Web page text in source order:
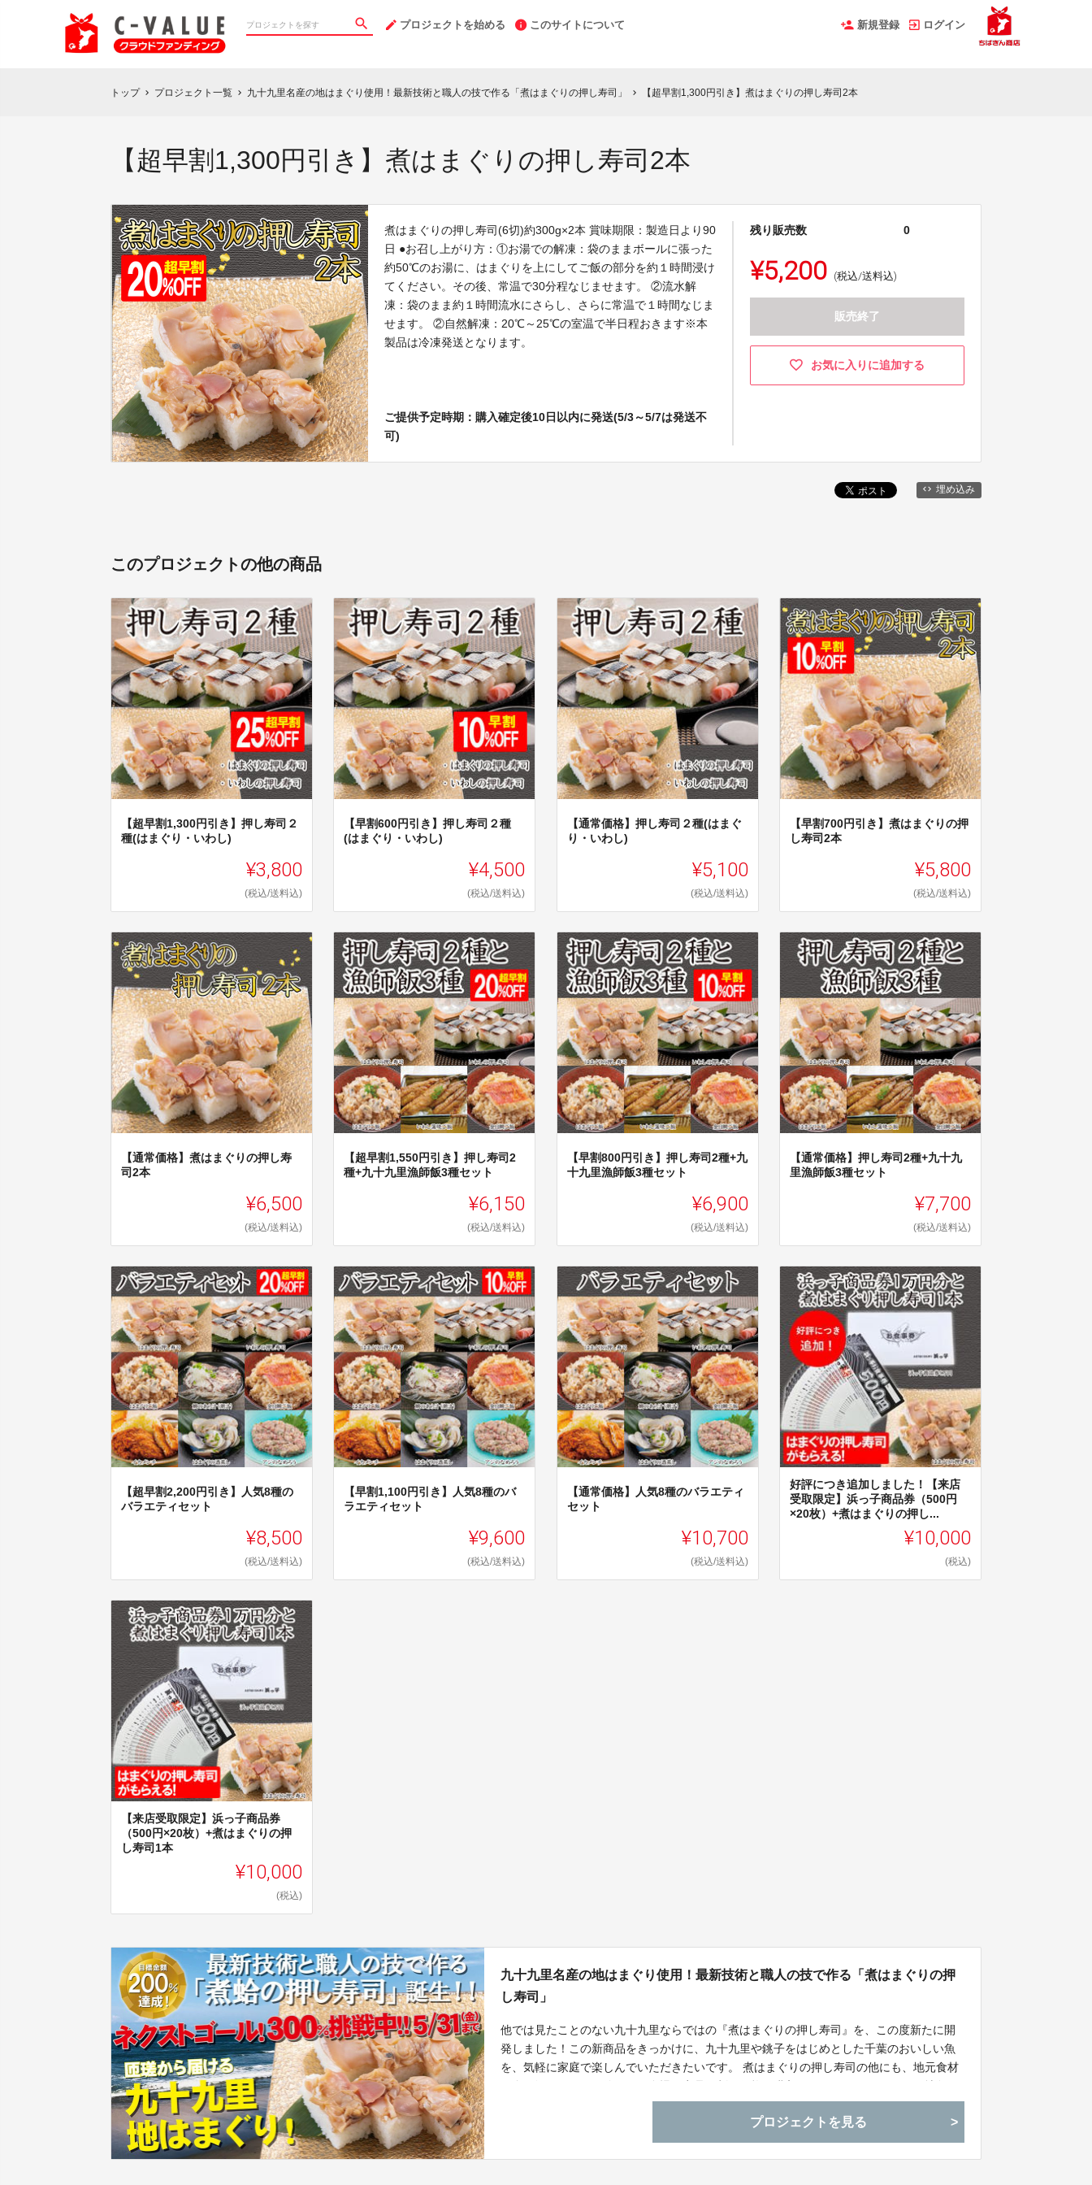
プロジェクトを始める このサイトについて 新規登録 ログイン
トップ chevron_right プロジェクト一覧 chevron_right 九十九里名産の地はまぐり使用！最新技術と職人の技で作る「煮はまぐりの押し寿司」 chevron_right 【超早割1,300円引き】煮はまぐりの押し寿司2本
【超早割1,300円引き】煮はまぐりの押し寿司2本
煮はまぐりの押し寿司(6切)約300g×2本 賞味期限：製造日より90
日 ●お召し上がり方：①お湯での解凍：袋のままボールに張った
約50℃のお湯に、はまぐりを上にしてご飯の部分を約１時間浸け
てください。その後、常温で30分程なじませます。 ②流水解
凍：袋のまま約１時間流水にさらし、さらに常温で１時間なじま
せます。 ②自然解凍：20℃～25℃の室温で半日程おきます※本
製品は冷凍発送となります。
ご提供予定時期：購入確定後10日以内に発送(5/3～5/7は発送不
可)
残り販売数 0
¥5,200 (税込/送料込)
販売終了
お気に入りに追加する
埋め込み
このプロジェクトの他の商品
【超早割1,300円引き】押し寿司２
種(はまぐり・いわし)
¥3,800
(税込/送料込)
【早割600円引き】押し寿司２種
(はまぐり・いわし)
¥4,500
(税込/送料込)
【通常価格】押し寿司２種(はまぐ
り・いわし)
¥5,100
(税込/送料込)
【早割700円引き】煮はまぐりの押
し寿司2本
¥5,800
(税込/送料込)
【通常価格】煮はまぐりの押し寿
司2本
¥6,500
(税込/送料込)
【超早割1,550円引き】押し寿司2
種+九十九里漁師飯3種セット
¥6,150
(税込/送料込)
【早割800円引き】押し寿司2種+九
十九里漁師飯3種セット
¥6,900
(税込/送料込)
【通常価格】押し寿司2種+九十九
里漁師飯3種セット
¥7,700
(税込/送料込)
【超早割2,200円引き】人気8種の
バラエティセット
¥8,500
(税込/送料込)
【早割1,100円引き】人気8種のバ
ラエティセット
¥9,600
(税込/送料込)
【通常価格】人気8種のバラエティ
セット
¥10,700
(税込/送料込)
好評につき追加しました！【来店
受取限定】浜っ子商品券（500円
×20枚）+煮はまぐりの押し...
¥10,000
(税込)
【来店受取限定】浜っ子商品券
（500円×20枚）+煮はまぐりの押
し寿司1本
¥10,000
(税込)
九十九里名産の地はまぐり使用！最新技術と職人の技で作る「煮はまぐりの押
し寿司」
他では見たことのない九十九里ならではの『煮はまぐりの押し寿司』を、この度新たに開
発しました！この新商品をきっかけに、九十九里や銚子をはじめとした千葉のおいしい魚
を、気軽に家庭で楽しんでいただきたいです。 煮はまぐりの押し寿司の他にも、地元食材
タを多数そろえる回転寿司浜っ子の食事券と共にお渡しするリワードもご用意いたしまし
プロジェクトを見る